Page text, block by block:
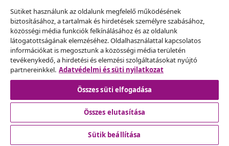
Üzlet
vidaXL
Fedezz fel többet
Sütiket használunk az oldalunk megfelelő működésének
biztosításához, a tartalmak és hirdetések személyre szabásához,
közösségi média funkciók felkínálásához és az oldalunk
látogatottságának elemzéséhez. Oldalhasználattal kapcsolatos
információkat is megosztunk a közösségi média területén
tevékenykedő, a hirdetési és elemzési szolgáltatásokat nyújtó
partnereinkkel. Adatvédelmi és süti nyilatkozat
Összes süti elfogadása
Összes elutasítása
Sütik beállítása